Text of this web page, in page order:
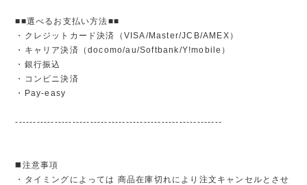
■■選べるお支払い方法■■
・クレジットカード決済（VISA/Master/JCB/AMEX）
・キャリア決済（docomo/au/Softbank/Y!mobile）
・銀行振込
・コンビニ決済
・Pay-easy
----------------------------------------------------------
◼️注意事項
・タイミングによっては 商品在庫切れにより注文キャンセルとさせ